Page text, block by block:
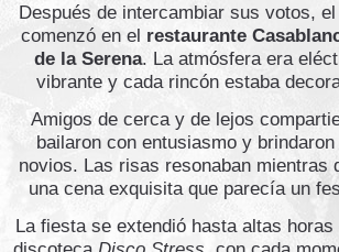
Después de intercambiar sus votos,
comenzó en el restaurante
de la Serena. La atmósfera era
vibrante y cada rincón estaba
Amigos de cerca y de lejos
bailaron con entusiasmo y
novios. Las risas resonaban mientras
una cena exquisita que parecía un
La fiesta se extendió hasta altas horas